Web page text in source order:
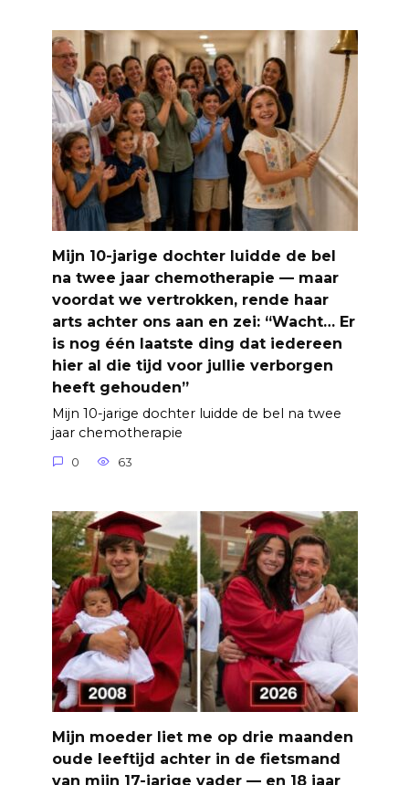
Mijn 10-jarige dochter luidde de bel
na twee jaar chemotherapie — maar
voordat we vertrokken, rende haar
arts achter ons aan en zei: “Wacht… Er
is nog één laatste ding dat iedereen
hier al die tijd voor jullie verborgen
heeft gehouden”
Mijn 10-jarige dochter luidde de bel na twee
jaar chemotherapie
0 63
Mijn moeder liet me op drie maanden
oude leeftijd achter in de fietsmand
van mijn 17-jarige vader — en 18 jaar